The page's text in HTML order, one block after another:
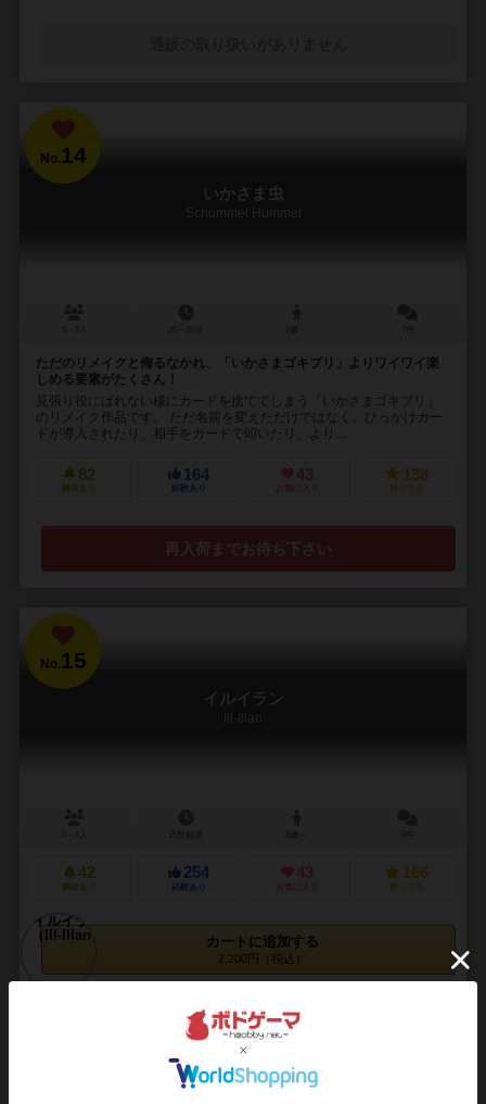
No.14
いかさま虫
Schummel Hummel
ただのリメイクと侮るなかれ、「いかさまゴキブリ」よりワイワイ楽
しめる要素がたくさん！
見張り役にばれない様にカードを捨ててしまう「いかさまゴキブリ」
のリメイク作品です。 ただ名前を変えただけではなく、ひっかけカー
ドが導入されたり、相手をカードで叩いたり、より...
82
興味あり
164
経験あり
43
お気に入り
138
持ってる
再入荷までお待ち下さい
No.15
イルイラン
Ill-Illan
42
興味あり
254
経験あり
43
お気に入り
166
持ってる
カートに追加する
2,200円（税込）